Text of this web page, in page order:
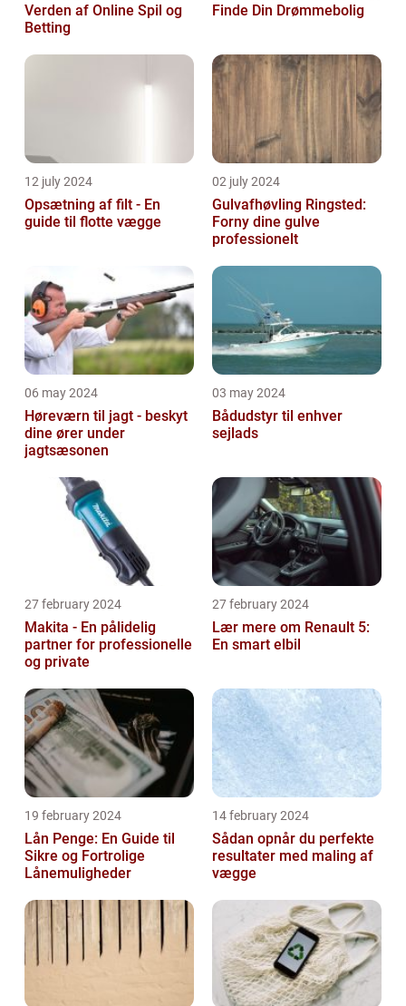
Verden af Online Spil og
Betting
Finde Din Drømmebolig
12 july 2024
Opsætning af filt - En
guide til flotte vægge
02 july 2024
Gulvafhøvling Ringsted:
Forny dine gulve
professionelt
06 may 2024
Høreværn til jagt - beskyt
dine ører under
jagtsæsonen
03 may 2024
Bådudstyr til enhver
sejlads
27 february 2024
Makita - En pålidelig
partner for professionelle
og private
27 february 2024
Lær mere om Renault 5:
En smart elbil
19 february 2024
Lån Penge: En Guide til
Sikre og Fortrolige
Lånemuligheder
14 february 2024
Sådan opnår du perfekte
resultater med maling af
vægge